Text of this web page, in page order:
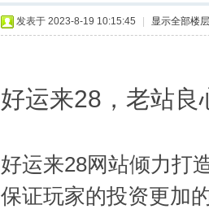
发表于 2023-8-19 10:15:45 显示全部楼层
好运来28，老站良
好运来28网站倾力打
保证玩家的投资更加